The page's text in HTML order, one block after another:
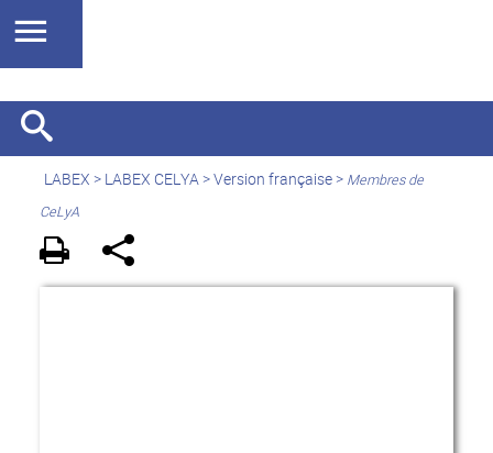
LABEX > LABEX CELYA>Version française> Membres de
CeLyA